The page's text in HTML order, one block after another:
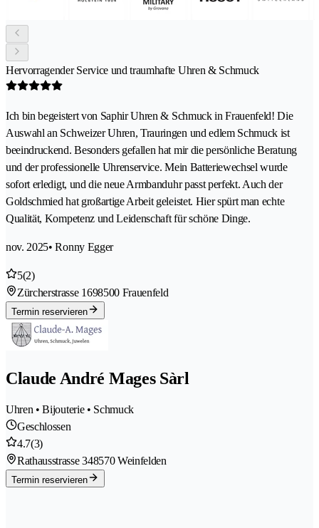
Hervorragender Service und traumhafte Uhren & Schmuck
Ich bin begeistert von Saphir Uhren & Schmuck in Frauenfeld! Die
Auswahl an Schweizer Uhren, Trauringen und edlem Schmuck ist
beeindruckend. Besonders gefallen hat mir die persönliche Beratung
und der professionelle Uhrenservice. Mein Batteriewechsel wurde
sofort erledigt, und die neue Armbanduhr passt perfekt. Auch der
Goldschmied hat großartige Arbeit geleistet. Hier spürt man echte
Qualität, Kompetenz und Leidenschaft für schöne Dinge.
nov. 2025• Ronny Egger
5(2)
Zürcherstrasse 1698500 Frauenfeld
Termin reservieren
Claude André Mages Sàrl
Uhren • Bijouterie • Schmuck
Geschlossen
4.7(3)
Rathausstrasse 348570 Weinfelden
Termin reservieren